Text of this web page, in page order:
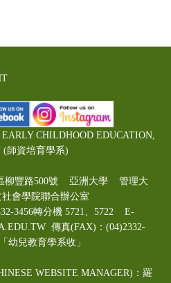
CHILDHOOD EDUCATION,
(師資培育學系)
柳豐路500號 亞洲大學 管理大
會學院聯合辦公室
3456轉分機 5721、5722 E-
傳真(FAX)：(04)2332-
兒教育學系收」
WEBSITE MANAGER)：羅